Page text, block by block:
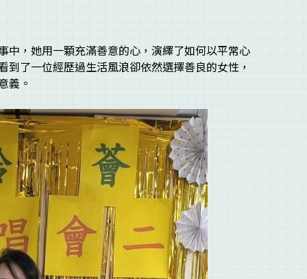
中，她用一顆充滿善意的心，演繹了如何以平常心
了一位經歷過生活風浪卻依然選擇善良的女性，
義。